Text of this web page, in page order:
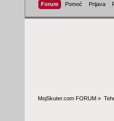
Forum Pomoć Prijava
MojSkuter.com FORUM »